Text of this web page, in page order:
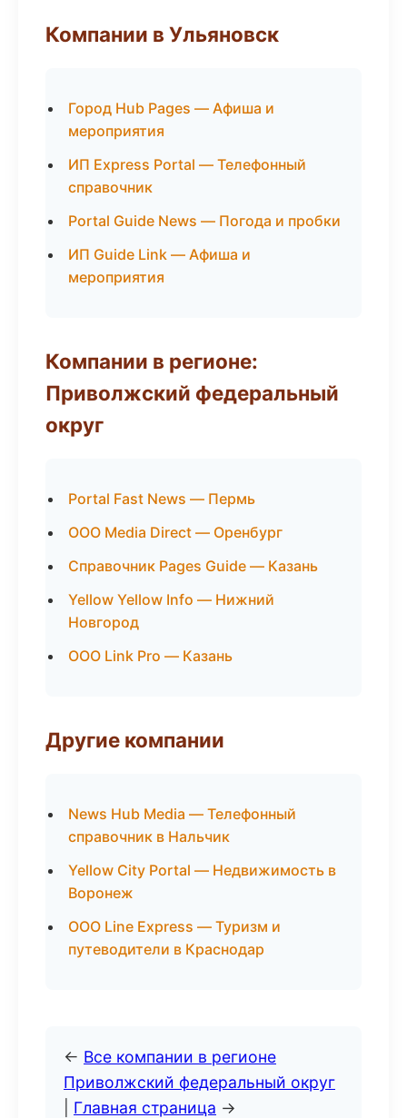
Компании в Ульяновск
Город Hub Pages — Афиша и
мероприятия
ИП Express Portal — Телефонный
справочник
Portal Guide News — Погода и пробки
ИП Guide Link — Афиша и
мероприятия
Компании в регионе:
Приволжский федеральный
округ
Portal Fast News — Пермь
ООО Media Direct — Оренбург
Справочник Pages Guide — Казань
Yellow Yellow Info — Нижний
Новгород
ООО Link Pro — Казань
Другие компании
News Hub Media — Телефонный
справочник в Нальчик
Yellow City Portal — Недвижимость в
Воронеж
ООО Line Express — Туризм и
путеводители в Краснодар
← Все компании в регионе
Приволжский федеральный округ
Главная страница →